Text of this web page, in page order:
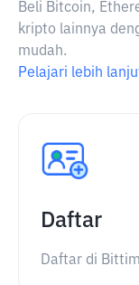
Beli Bitcoin,
kripto lainnya
mudah.
Pelajari lebih
Daftar
Daftar di